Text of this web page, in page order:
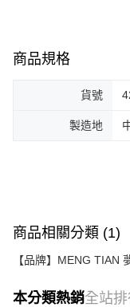
商品規格
貨號
製造地
商品相關分類 (1)
【品牌】MENG TIAN
本分類熱銷全站排